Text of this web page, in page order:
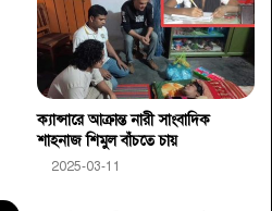
ক্যান্সারে আক্রান্ত নারী সাংবাদিক
শাহনাজ শিমুল বাঁচতে চায়
2025-03-11